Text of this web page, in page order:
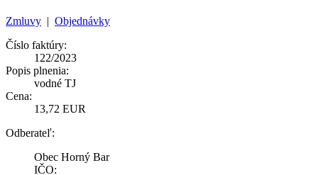
Zmluvy | Objednávky
Číslo faktúry:
122/2023
Popis plnenia:
vodné TJ
Cena:
13,72 EUR
Odberateľ:
Obec Horný Bar
IČO: